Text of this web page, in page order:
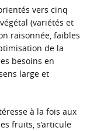
vers cinq
(variétés et
raisonnée, faibles
de la
besoins en
large et
à la fois aux
fruits, s’articule